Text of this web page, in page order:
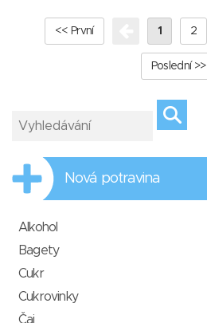
<< První 1 2
Poslední >>
Nová potravina
Alkohol
Bagety
Cukr
Cukrovinky
Čaj